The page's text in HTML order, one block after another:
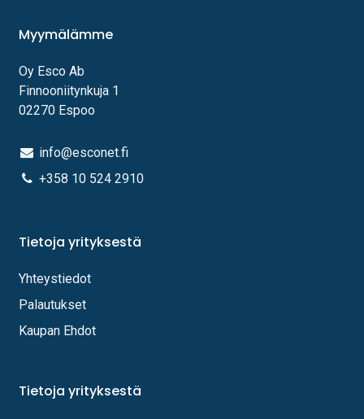
Myymälämme
Oy Esco Ab
Finnooniitynkuja 1
02270 Espoo
info@esconet.fi
+358 10 524 2910
Tietoja yrityksestä
Yhteystiedot
Palautukset
Kaupan Ehdot
Tietoja yrityksestä